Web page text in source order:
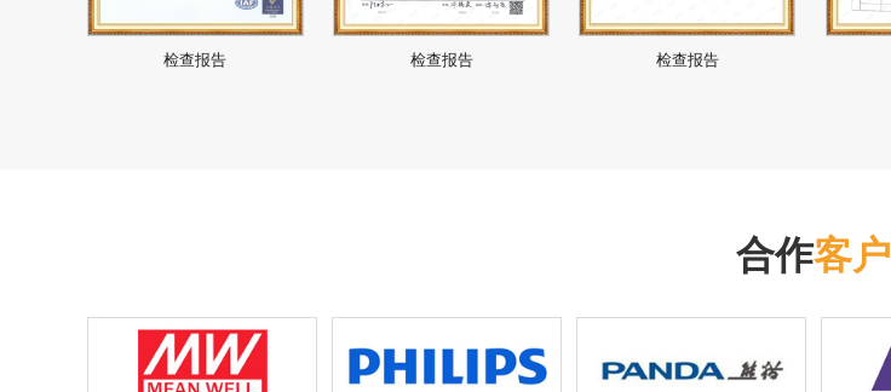
检查报告 检查报告 检查报告
合作客户